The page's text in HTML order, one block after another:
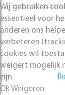
Wij gebruiken
essentieel voor
anderen ons
verbeteren
cookies wil
weigert mogelijk
zijn.
OkWeigeren